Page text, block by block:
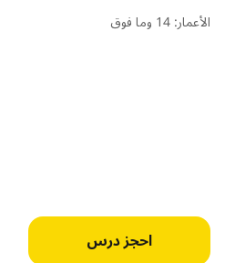
الأعمار: 14 وما فوق
احجز درس